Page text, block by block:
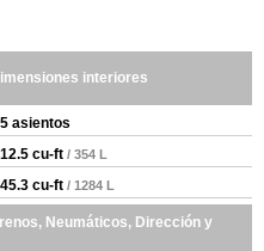
interiores
5 asientos
12.5 cu-ft / 354 L
45.3 cu-ft / 1284 L
Neumáticos, Dirección y